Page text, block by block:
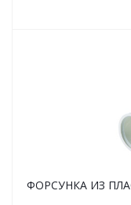
ФОРСУНКА ИЗ